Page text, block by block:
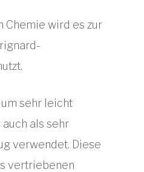
Chemie wird es zur
sehr leicht
als sehr
verwendet. Diese
vertriebenen